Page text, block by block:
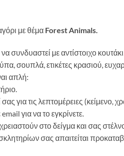
με θέμα Forest Animals.
συνδυαστεί με αντίστοιχο
σουπλά, ετικέτες κρασιού,
απλή:
για τις λεπτομέρειες (κείμενο,
για να το εγκρίνετε.
στο δείγμα και σας
σας απαιτείται